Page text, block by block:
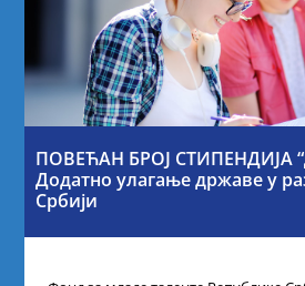
ПОВЕЋАН БРОЈ СТИПЕНДИЈА
Додатно улагање државе у
Србији